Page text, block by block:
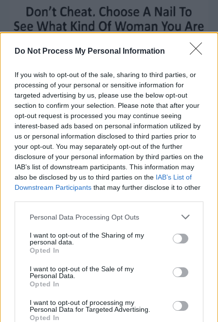
Do Not Process My Personal Information
If you wish to opt-out of the sale, sharing to third parties, or
processing of your personal or sensitive information for
targeted advertising by us, please use the below opt-out
section to confirm your selection. Please note that after your
opt-out request is processed you may continue seeing
interest-based ads based on personal information utilized by
us or personal information disclosed to third parties prior to
your opt-out. You may separately opt-out of the further
disclosure of your personal information by third parties on the
IAB’s list of downstream participants. This information may
also be disclosed by us to third parties on the IAB’s List of
Downstream Participants that may further disclose it to other
Personal Data Processing Opt Outs
I want to opt-out of the Sharing of my
personal data.
Opted In
I want to opt-out of the Sale of my
Personal Data.
Opted In
I want to opt-out of processing my
Personal Data for Targeted Advertising.
Opted In